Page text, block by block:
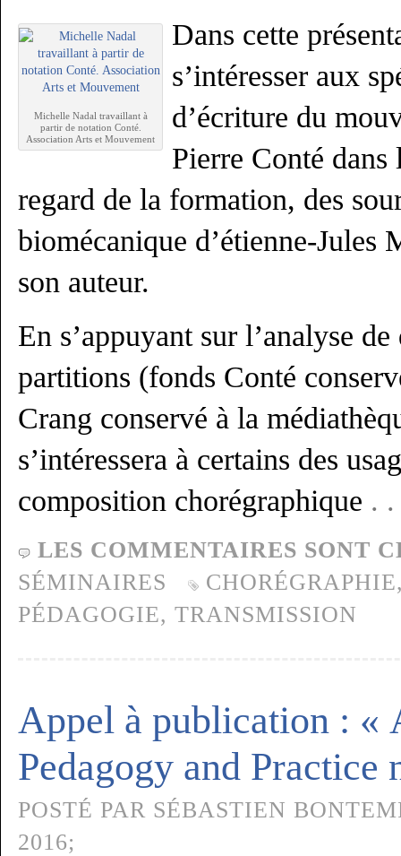
Michelle Nadal travaillant à
partir de notation Conté.
Association Arts et Mouvement
Dans cette
s’intéresser aux
d’écriture du
Pierre Conté dans
regard de la formation, des
biomécanique d’étienne-Jules
son auteur.
En s’appuyant sur l’analyse
partitions (fonds Conté
Crang conservé à la
s’intéressera à certains des
composition chorégraphique .
LES COMMENTAIRES SONT
SÉMINAIRES
CHORÉGRAPHIE
PÉDAGOGIE, TRANSMISSION
Appel à publication : «
Pedagogy and Practice
POSTÉ PAR SÉBASTIEN
2016;